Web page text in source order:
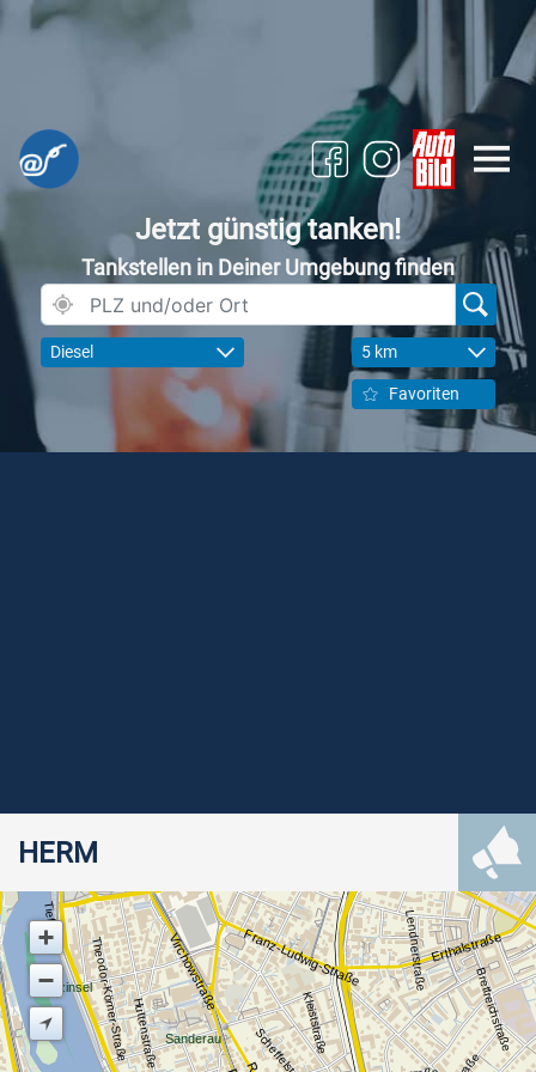
Jetzt günstig tanken!
Tankstellen in Deiner Umgebung finden
Diesel 5 km
Favoriten
HERM
Herzinsel
Sanderau
Franz-Ludwig-Straße
Virchowstraße Erthalstraße
Brettreichstraße
Huttenstraße Kleiststraße
Theodor-Körner-Straße Lendnerstraße
Tiefkai